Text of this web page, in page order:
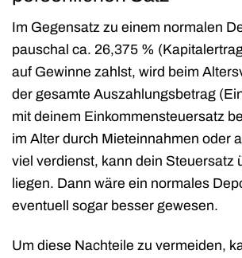
Im Gegensatz zu einem normalen
pauschal ca. 26,375 %
auf Gewinne zahlst, wird beim
der gesamte Auszahlungsbetrag
mit deinem Einkommensteuersatz
im Alter durch Mieteinnahmen oder
viel verdienst, kann dein Steuersatz
liegen. Dann wäre ein normales
eventuell sogar besser gewesen.
Um diese Nachteile zu vermeiden,